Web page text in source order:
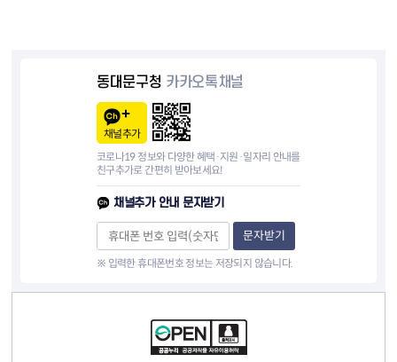
동대문구청 카카오톡채널
채널추가
코로나19 정보와 다양한 혜택·지원·일자리 안내를
친구추가로 간편히 받아보세요!
채널추가 안내 문자받기
문자받기
※ 입력한 휴대폰번호 정보는 저장되지 않습니다.